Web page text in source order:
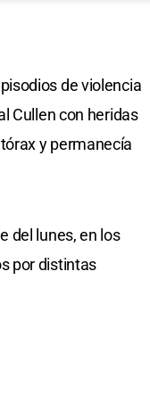
de violencia
Cullen con heridas
y permanecía
del lunes, en los
por distintas